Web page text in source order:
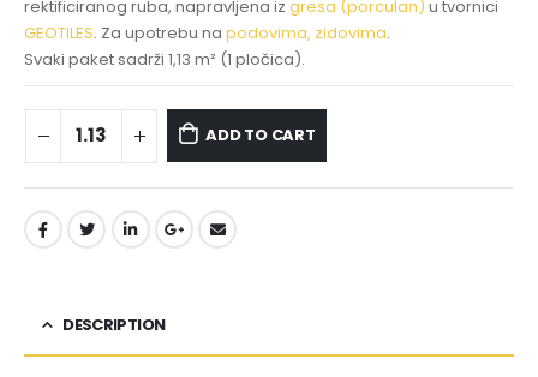
rektificiranog ruba, napravljena iz gresa (porculan) u tvornici
GEOTILES. Za upotrebu na podovima, zidovima.
Svaki paket sadrži 1,13 m² (1 pločica).
ADD TO CART
DESCRIPTION